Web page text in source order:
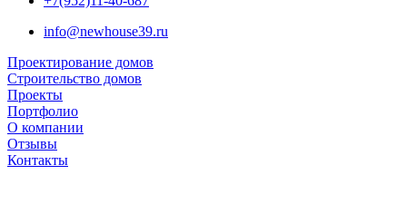
info@newhouse39.ru
Проектирование домов
Строительство домов
Проекты
Портфолио
О компании
Отзывы
Контакты